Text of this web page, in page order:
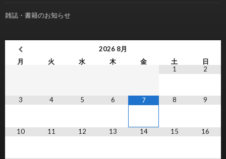
雑誌・書籍のお知らせ
2026 8月
月
火 水 木 金 土
日
1
2
3 4 5 6 7 8 9
10 11 12 13 14 15 16